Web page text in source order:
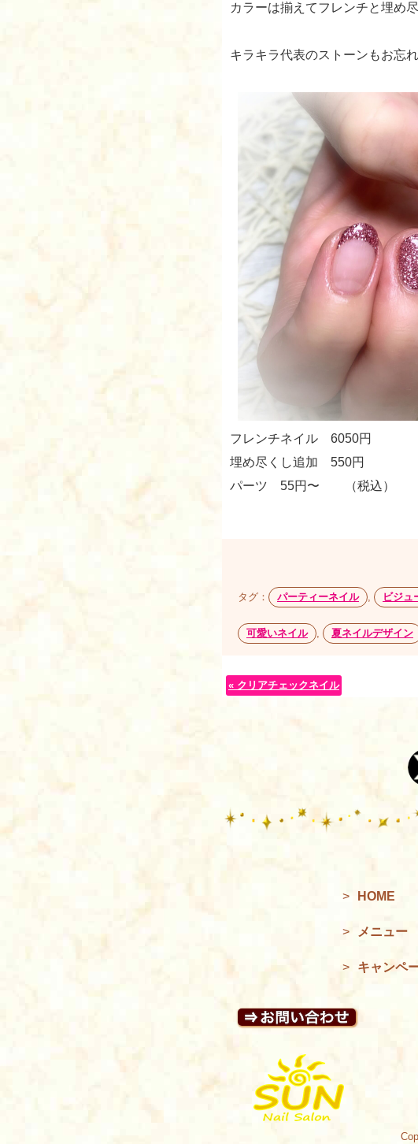
カラーは揃えてフレンチと埋め
キラキラ代表のストーンもお忘れ
フレンチネイル 6050円
埋め尽くし追加 550円
パーツ 55円〜 （税込）
タグ： パーティーネイル , ビジュ
可愛いネイル , 夏ネイルデザイン
« クリアチェックネイル
> HOME
> メニュー
> キャンペ